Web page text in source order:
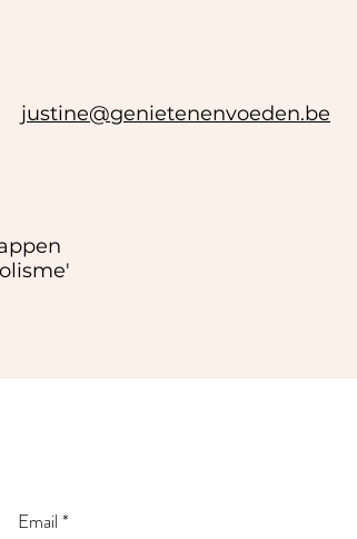
justine@genietenenvoeden.be
Email